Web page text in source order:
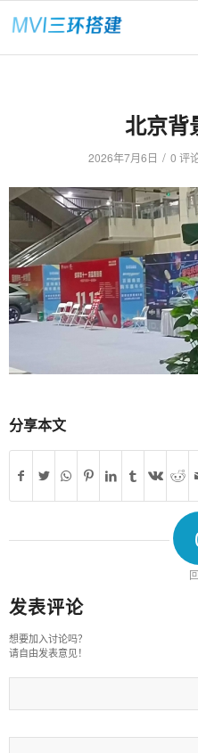
北京背
2026年7月6日 / 0 评
分享本文
发表评论
想要加入讨论吗？
请自由发表意见！